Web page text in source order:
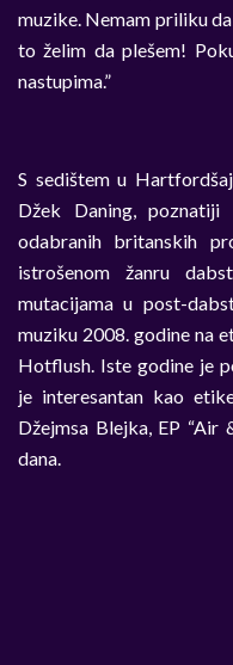
muzike. Nemam priliku
to želim da plešem!
nastupima.”
S sedištem u
Džek Daning,
odabranih britanskih
istrošenom žanru
mutacijama u post-
muziku 2008. godine na
Hotflush. Iste godine je
je interesantan kao
Džejmsa Blejka, EP “Air
dana.